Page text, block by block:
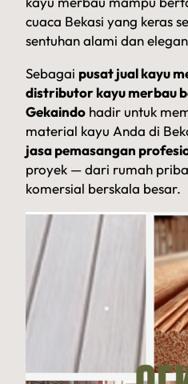
cuaca Bekasi yang keras
sentuhan alami dan
Sebagai pusat jual kayu
distributor kayu merbau
Gekaindo hadir untuk
material kayu Anda di
jasa pemasangan
proyek — dari rumah
komersial berskala besar.